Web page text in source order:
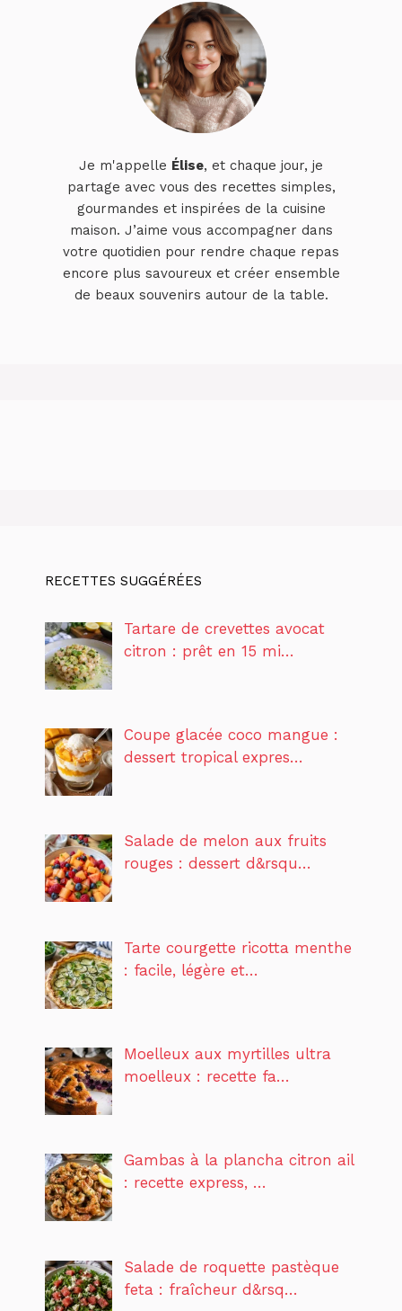
Je m'appelle Élise, et chaque jour, je
partage avec vous des recettes simples,
gourmandes et inspirées de la cuisine
maison. J’aime vous accompagner dans
votre quotidien pour rendre chaque repas
encore plus savoureux et créer ensemble
de beaux souvenirs autour de la table.
RECETTES SUGGÉRÉES
Tartare de crevettes avocat
citron : prêt en 15 mi…
Coupe glacée coco mangue :
dessert tropical expres…
Salade de melon aux fruits
rouges : dessert d&rsqu…
Tarte courgette ricotta menthe
: facile, légère et…
Moelleux aux myrtilles ultra
moelleux : recette fa…
Gambas à la plancha citron ail
: recette express, …
Salade de roquette pastèque
feta : fraîcheur d&rsq…